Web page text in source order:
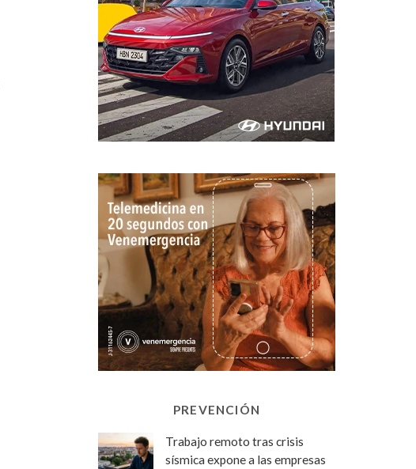
PREVENCIÓN
Trabajo remoto tras crisis
sísmica expone a las empresas